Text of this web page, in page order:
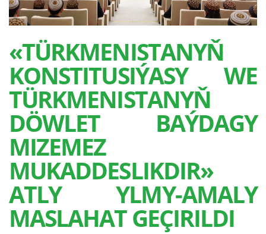
«TÜRKMENISTANYŇ
KONSTITUSIÝASY WE
TÜRKMENISTANYŇ
DÖWLET BAÝDAGY
MIZEMEZ
MUKADDESLIKDIR»
ATLY YLMY-AMALY
MASLAHAT GEÇIRILDI